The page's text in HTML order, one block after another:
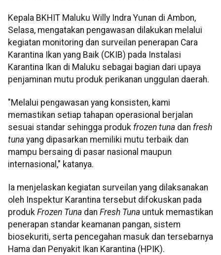
Kepala BKHIT Maluku Willy Indra Yunan di Ambon,
Selasa, mengatakan pengawasan dilakukan melalui
kegiatan monitoring dan surveilan penerapan Cara
Karantina Ikan yang Baik (CKIB) pada Instalasi
Karantina Ikan di Maluku sebagai bagian dari upaya
penjaminan mutu produk perikanan unggulan daerah.
"Melalui pengawasan yang konsisten, kami
memastikan setiap tahapan operasional berjalan
sesuai standar sehingga produk frozen tuna dan fresh
tuna yang dipasarkan memiliki mutu terbaik dan
mampu bersaing di pasar nasional maupun
internasional," katanya.
Ia menjelaskan kegiatan surveilan yang dilaksanakan
oleh Inspektur Karantina tersebut difokuskan pada
produk Frozen Tuna dan Fresh Tuna untuk memastikan
penerapan standar keamanan pangan, sistem
biosekuriti, serta pencegahan masuk dan tersebarnya
Hama dan Penyakit Ikan Karantina (HPIK).